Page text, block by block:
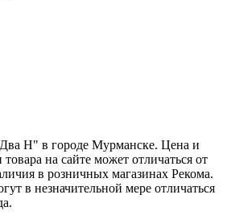
Н" в городе Мурманске. Цена и
на сайте может отличаться от
в розничных магазинах Рекома.
в незначительной мере отличаться